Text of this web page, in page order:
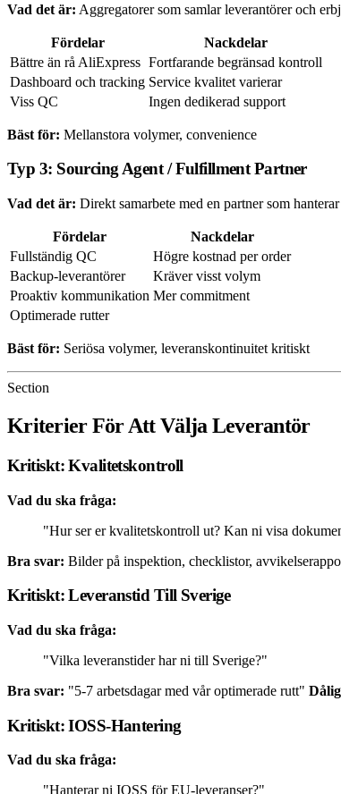
Vad det är: Aggregatorer som samlar leverantörer och
Fördelar
Nackdelar
Bättre än rå AliExpress Fortfarande begränsad kontroll
Dashboard och tracking Service kvalitet varierar
Viss QC
Ingen dedikerad support
Bäst för: Mellanstora volymer, convenience
Typ 3: Sourcing Agent / Fulfillment Partner
Vad det är: Direkt samarbete med en partner som
Fördelar
Nackdelar
Fullständig QC
Högre kostnad per order
Backup-leverantörer
Kräver visst volym
Proaktiv kommunikation Mer commitment
Optimerade rutter
Bäst för: Seriösa volymer, leveranskontinuitet kritiskt
Section
Kriterier För Att Välja Leverantör
Kritiskt: Kvalitetskontroll
Vad du ska fråga:
"Hur ser er kvalitetskontroll ut? Kan ni visa
Bra svar: Bilder på inspektion, checklistor,
Kritiskt: Leveranstid Till Sverige
Vad du ska fråga:
"Vilka leveranstider har ni till Sverige?"
Bra svar: "5-7 arbetsdagar med vår optimerade rutt"
Kritiskt: IOSS-Hantering
Vad du ska fråga:
"Hanterar ni IOSS för EU-leveranser?"